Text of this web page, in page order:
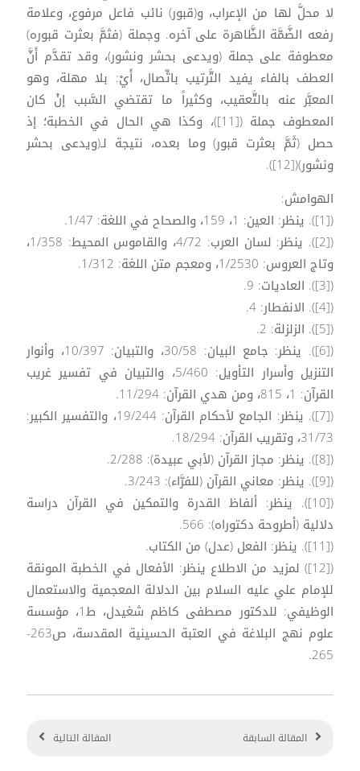
لا محلَّ لها من الإعراب، و(قبور) نائب فاعل مرفوع، وعلامة
رفعه الضَّمَّة الظَّاهرة على آخره. وجملة (فثمَّ بعثرت قبوره)
معطوفة على جملة (ويدعى بحشر ونشور)، وقد تقدَّم أَنَّ
العطف بالفاء يفيد التَّرتيب باتِّصال، أَيْ: بلا مهلة، وهو
المعبَّر عنه بالتَّعقيب، وكثيراً ما تقتضي السَّبب إنْ كان
المعطوف جملة ([11])، وكذا هي الحال في الخطبة؛ إذ
حصل (ثَمَّ بعثرت قبور) وما بعده، نتيجة لـ(ويدعى بحشر
ونشور)([12]).
الهوامش:
([1]). ينظر: العين: 1، 159، والصحاح في اللغة: 1/47.
([2]). ينظر: لسان العرب: 4/72، والقاموس المحيط: 1/358،
وتاج العروس: 1/2530، ومعجم متن اللغة: 1/312.
([3]). العاديات: 9.
([4]). الانفطار: 4.
([5]). الزلزلة: 2.
([6]). ينظر: جامع البيان: 30/58، والتبيان: 10/397، وأنوار
التنزيل وأسرار التأويل: 5/460، والتبيان في تفسير غريب
القرآن: 1، 815، ومن هدي القرآن: 11/294.
([7]). ينظر: الجامع لأحكام القرآن: 19/244، والتفسير الكبير:
31/73، وتقريب القرآن: 18/294.
([8]). ينظر: مجاز القرآن (لأبي عبيدة): 2/288.
([9]). ينظر: معاني القرآن (للفرَّاء): 3/243.
([10]). ينظر: ألفاظ القدرة والتمكين في القرآن دراسة
دلالية (أطروحة دكتوراه): 566.
([11]). ينظر: الفعل (عدل) من الكتاب.
([12]) لمزيد من الاطلاع ينظر: الأفعال في الخطبة المونقة
للإمام علي عليه السلام بين الدلالة المعجمية والاستعمال
الوظيفي: للدكتور مصطفى كاظم شغيدل، ط1، مؤسسة
علوم نهج البلاغة في العتبة الحسينية المقدسة، ص263-
265.
المقالة السابقة المقالة التالية